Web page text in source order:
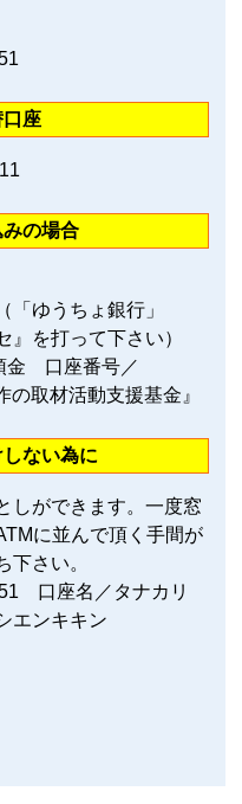
座
の場合
「ゆうちょ銀行」
を打って下さい）
金 口座番号／
取材活動支援基金』
ない為に
しができます。一度窓
に並んで頂く手間が
下さい。
口座名／タナカリ
エンキキン